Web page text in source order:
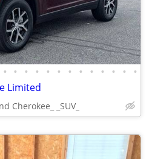
• • • • • • • • • • • • •
Limited
Cherokee_ _SUV_